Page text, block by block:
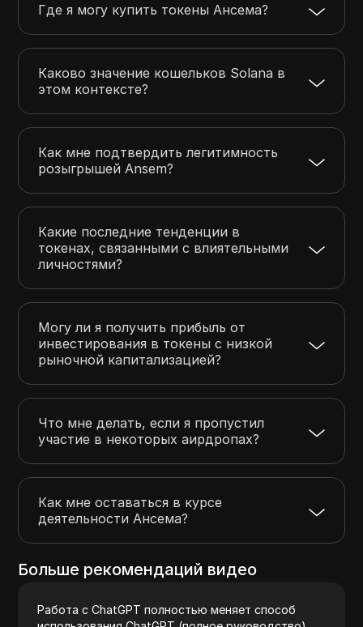
Где я могу купить токены Ансема?
Каково значение кошельков Solana в
этом контексте?
Как мне подтвердить легитимность
розыгрышей Ansem?
Какие последние тенденции в
токенах, связанными с влиятельными
личностями?
Могу ли я получить прибыль от
инвестирования в токены с низкой
рыночной капитализацией?
Что мне делать, если я пропустил
участие в некоторых аирдропах?
Как мне оставаться в курсе
деятельности Ансема?
Больше рекомендаций видео
Работа с ChatGPT полностью меняет способ